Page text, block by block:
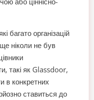
багато організацій
ніколи не був
такі як Glassdoor,
в конкретних
ставиться до